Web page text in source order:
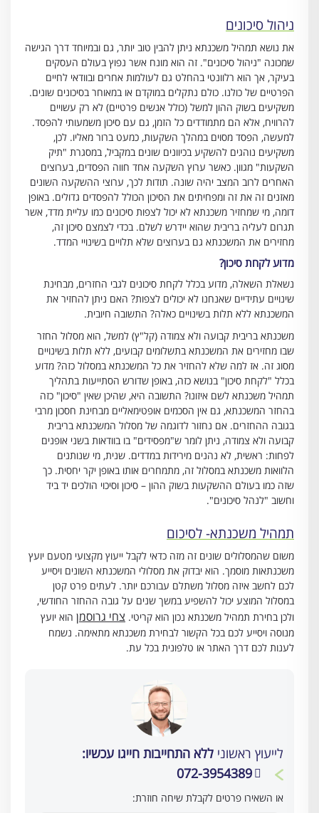
ניהול סיכונים
את נושא תמהיל משכנתא ניתן להבין טוב יותר, גם ובמיוחד דרך הגישה
שמכונה "ניהול סיכונים". זה הוא מונח אשר נפוץ בעולם העסקים
בעיקר, אך הוא רלוונטי בהחלט גם לעולמות אחרים ובוודאי לחיים
הפרטיים של כולנו. כולם נתקלים במוקדם או במאוחר בסיכונים שונים.
משקיעים בשוק ההון למשל (כולל אנשים פרטיים) לא רק עשויים
להרוויח, אלא הם מתמודדים כל הזמן, גם עם סיכון משמעותי להפסד.
למעשה, הפסד מסוים במהלך השקעות, כמעט ברור מאליו. לכן,
משקיעים נוהגים להשקיע בכיוונים שונים במקביל, במסגרת "תיק
השקעות" מגוון. כאשר ערוץ השקעה אחד חווה הפסדים, בערוצים
האחרים לרוב המצב יהיה שונה. תודות לכך, ערוצי ההשקעה השונים
מאזנים זה את זה ומפחיתים את הסיכון הכולל להפסדים גדולים. באופן
דומה, מי שמחזיר משכנתא לא יכול לצפות סיכונים כמו עליית מדד, אשר
תגרום לעליה בריבית שהוא יידרש לשלם. בכדי לצמצם סיכון זה,
מחזירים את המשכנתא גם בערוצים שלא תלויים בשינויי המדד.
מדוע לקחת סיכון?
נשאלת השאלה, מדוע בכלל לקחת סיכונים לגבי החזרים, מבחינת
שינויים עתידיים שאנחנו לא יכולים לצפות? האם ניתן להחזיר את
המשכנתא ללא תלות בשינויים כאלה? התשובה חיובית.
משכנתא בריבית קבועה ולא צמודה (קל"ץ) למשל, הוא מסלול החזר
שבו מחזירים את המשכנתא בתשלומים קבועים, ללא תלות בשינויים
מסוג זה. אז למה שלא להחזיר את כל המשכנתא במסלול כזה? מדוע
בכלל "לקחת סיכון" בנושא כזה, באופן שדורש הסתייעות בתהליך
תמהיל משכנתא לשם איזונו? התשובה היא, שהיכן שאין "סיכון" כזה
בהחזר המשכנתא, גם אין הסכמים אופטימאליים מבחינת חסכון מרבי
בגובה ההחזרים. אם נחזור לדוגמה של מסלול המשכנתא בריבית
קבועה ולא צמודה, ניתן לומר ש"מפסידים" בו בוודאות בשני אופנים
לפחות: ראשית, לא נהנים מירידות במדדים. שנית, מי שנותנים
הלוואות משכנתא במסלול זה, מתמחרים אותו באופן יקר יחסית. כך
שזה כמו בעולם ההשקעות בשוק ההון – סיכון וסיכוי הולכים יד ביד
וחשוב "לנהל סיכונים".
תמהיל משכנתא- לסיכום
משום שהמסלולים שונים זה מזה כדאי לקבל ייעוץ מקצועי מטעם יועץ
משכנתאות מוסמך. הוא יבדוק את מסלולי המשכנתא השונים ויסייע
לכם לחשב איזה מסלול משתלם עבורכם יותר. לעתים פרט קטן
במסלול המוצע יכול להשפיע במשך שנים על גובה ההחזר החודשי,
ולכן בחירת תמהיל משכנתא נכון הוא קריטי. צחי גרוסמן הוא יועץ
מנוסה ויסייע לכם בכל הקשור לבחירת משכנתא מתאימה. נשמח
לענות לכם דרך האתר או טלפונית בכל עת.
לייעוץ ראשוני ללא התחייבות חייגו עכשיו:
072-3954389
או השאירו פרטים לקבלת שיחה חוזרת: